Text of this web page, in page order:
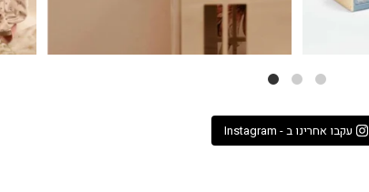
עקבו אחרינו ב - Instagram